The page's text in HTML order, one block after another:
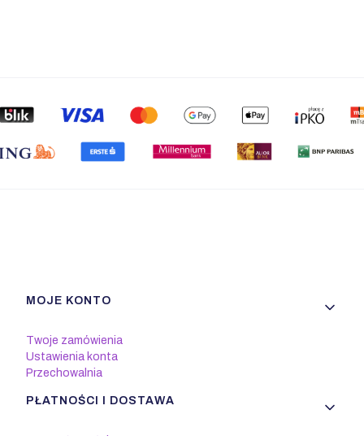
Linki w stopce
MOJE KONTO
Twoje zamówienia
Ustawienia konta
Przechowalnia
PŁATNOŚCI I DOSTAWA